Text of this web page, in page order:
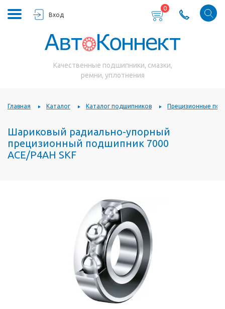
Вход
0
Качественные подшипники, смазки,
ремни, уплотнения
Главная Каталог Каталог подшипников Прецизионные
Шариковый радиально-упорный
прецизионный подшипник 7000
ACE/P4AH SKF